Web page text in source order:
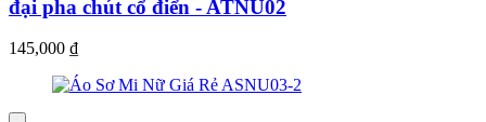
đại pha chút cổ điển - ATNU02
145,000 ₫